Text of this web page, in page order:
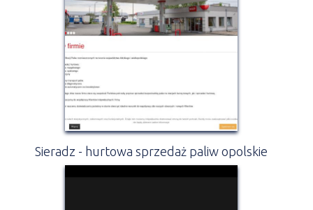
Sieradz - hurtowa sprzedaż paliw opolskie